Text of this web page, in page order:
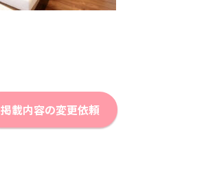
掲載内容の変更依頼